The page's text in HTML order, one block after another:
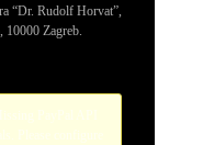
“Dr. Rudolf Horvat”,
10000 Zagreb.